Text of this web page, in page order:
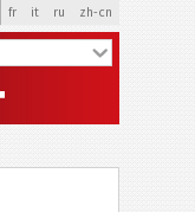
fr it ru zh-cn